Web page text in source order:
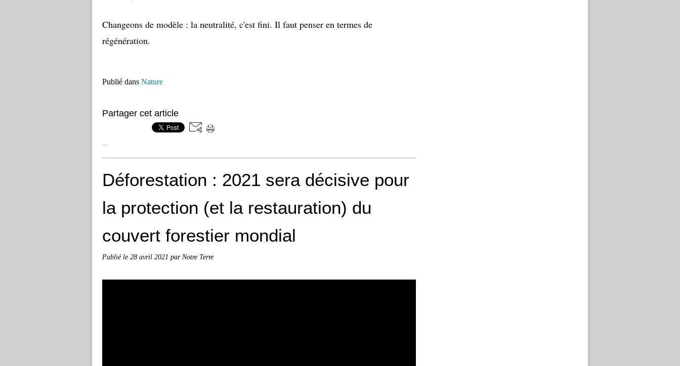
Changeons de modèle : la neutralité, c'est fini. Il faut penser en termes de
régénération.
Publié dans Nature
Partager cet article
Déforestation : 2021 sera décisive pour
la protection (et la restauration) du
couvert forestier mondial
Publié le 28 avril 2021 par Notre Terre